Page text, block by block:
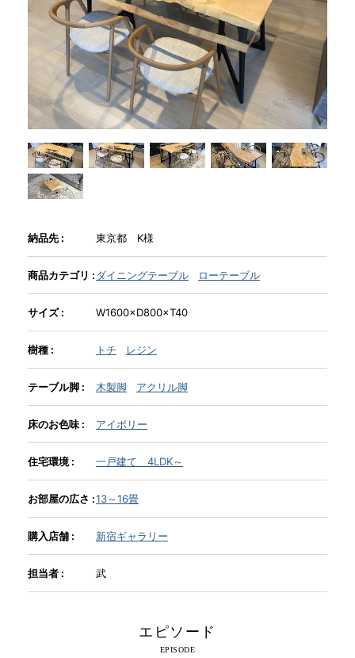
直営店
イベント
WEBカタログ
全商品一覧
納品事例
INFORMATION
MOKUBA CHANNEL
よくあるご質問
お問い合わせ
納品先 : 東京都 K様
商品カテゴリ :ダイニングテーブル ローテーブル
サイズ : W1600×D800×T40
樹種 : トチ レジン
テーブル脚 : 木製脚 アクリル脚
床のお色味 : アイボリー
住宅環境 : 一戸建て 4LDK～
お部屋の広さ :13～16畳
購入店舗 : 新宿ギャラリー
担当者 : 武
エピソード